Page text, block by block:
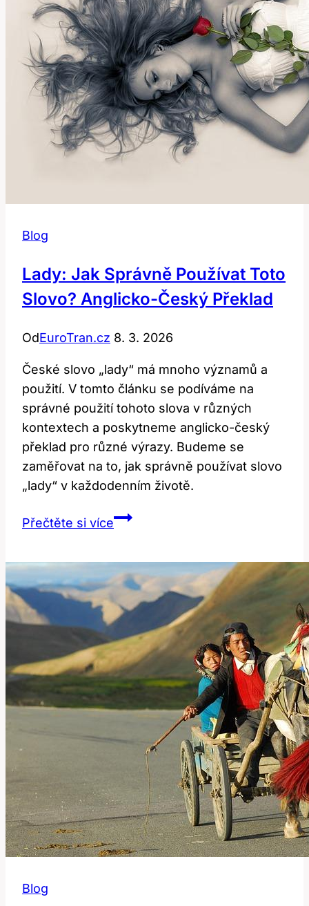
Blog
Lady: Jak Správně Používat Toto
Slovo? Anglicko-Český Překlad
OdEuroTran.cz 8. 3. 2026
České slovo „lady“ má mnoho významů a
použití. V tomto článku se podíváme na
správné použití tohoto slova v různých
kontextech a poskytneme anglicko-český
překlad pro různé výrazy. Budeme se
zaměřovat na to, jak správně používat slovo
„lady“ v každodenním životě.
Přečtěte si víceLady:
používat
toto
slovo?
Anglicko-
český
překlad
Blog